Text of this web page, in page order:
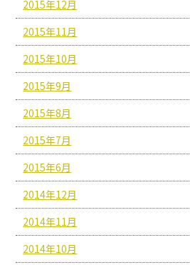
2015年12月
2015年11月
2015年10月
2015年9月
2015年8月
2015年7月
2015年6月
2014年12月
2014年11月
2014年10月